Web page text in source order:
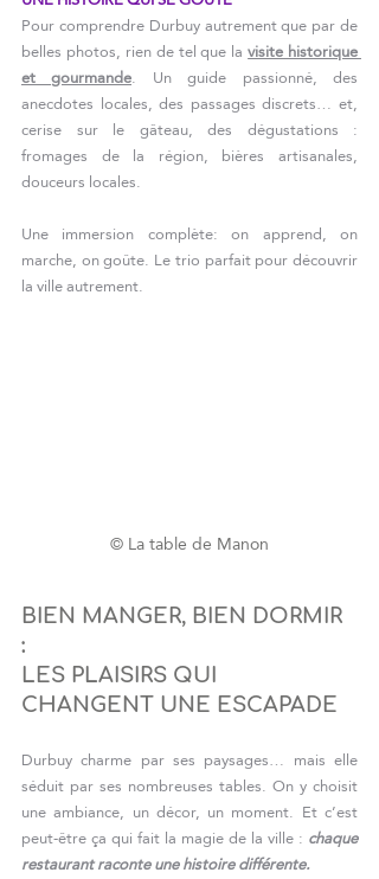
Pour comprendre Durbuy autrement que par de
belles photos, rien de tel que la visite historique
et gourmande. Un guide passionné, des
anecdotes locales, des passages discrets… et,
cerise sur le gâteau, des dégustations :
fromages de la région, bières artisanales,
douceurs locales.
Une immersion complète: on apprend, on
marche, on goûte. Le trio parfait pour découvrir
la ville autrement.
© La table de Manon
BIEN MANGER, BIEN DORMIR
:
LES PLAISIRS QUI
CHANGENT UNE ESCAPADE
Durbuy charme par ses paysages… mais elle
séduit par ses nombreuses tables. On y choisit
une ambiance, un décor, un moment. Et c’est
peut-être ça qui fait la magie de la ville : chaque
restaurant raconte une histoire différente.